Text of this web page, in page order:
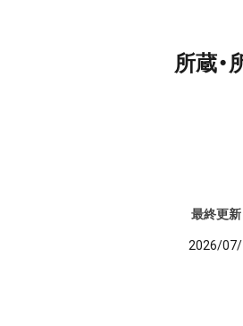
所蔵・
最終更新
2026/